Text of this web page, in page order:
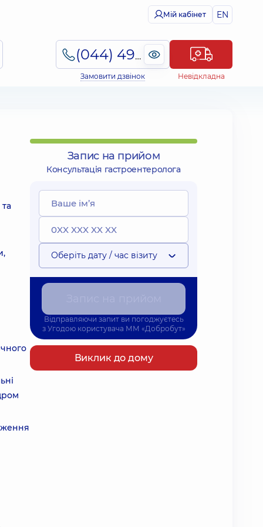
Мій кабінет EN
(044) 495-2-888
Замовити дзвінок Невідкладна
Запис на прийом
Консультація гастроентеролога
Оберіть дату / час візиту
Відправляючи запит ви погоджуєтесь
з Угодою користувача ММ «Добробут»
Виклик до дому